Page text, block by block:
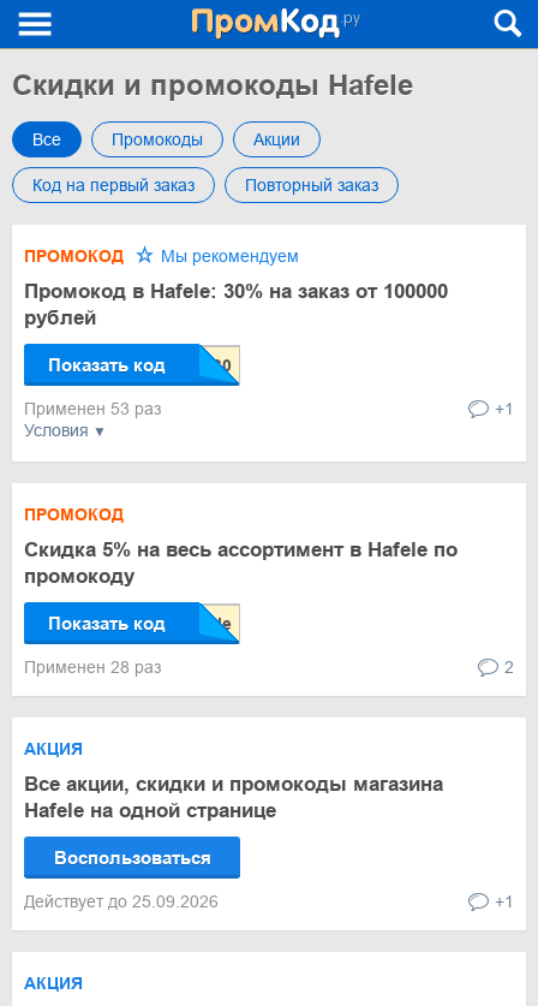
Скидки и промокоды Hafele
Все Промокоды Акции
Код на первый заказ Повторный заказ
Условия
ПРОМОКОД Мы рекомендуем
Промокод в Hafele: 30% на заказ от 100000
рублей
Показать код
Применен 53 раз +1
ПРОМОКОД
Скидка 5% на весь ассортимент в Hafele по
промокоду
Показать код
Применен 28 раз 2
АКЦИЯ
Все акции, скидки и промокоды магазина
Hafele на одной странице
Воспользоваться
Действует до 25.09.2026 +1
АКЦИЯ